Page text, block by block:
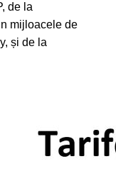
de la
mijloacele de
și de la